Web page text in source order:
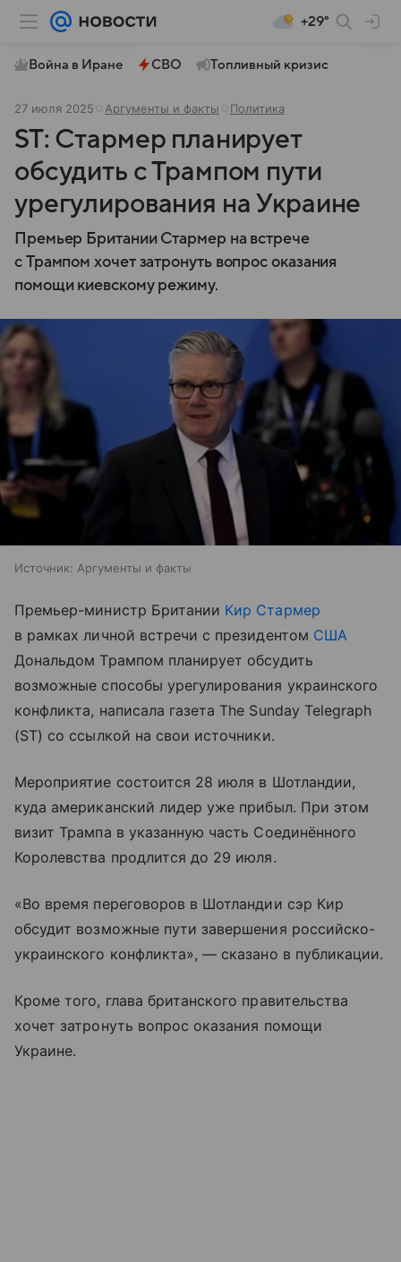
+29°
Война в Иране СВО Топливный кризис
27 июля 2025 Аргументы и факты Политика
ST: Стармер планирует
обсудить с Трампом пути
урегулирования на Украине
Премьер Британии Стармер на встрече
с Трампом хочет затронуть вопрос оказания
помощи киевскому режиму.
Источник: Аргументы и факты
Премьер-министр Британии Кир Стармер
в рамках личной встречи с президентом США
Дональдом Трампом планирует обсудить
возможные способы урегулирования украинского
конфликта, написала газета The Sunday Telegraph
(ST) со ссылкой на свои источники.
Мероприятие состоится 28 июля в Шотландии,
куда американский лидер уже прибыл. При этом
визит Трампа в указанную часть Соединённого
Королевства продлится до 29 июля.
«Во время переговоров в Шотландии сэр Кир
обсудит возможные пути завершения российско-
украинского конфликта», — сказано в публикации.
Кроме того, глава британского правительства
хочет затронуть вопрос оказания помощи
Украине.